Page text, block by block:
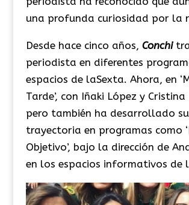
una profunda curiosidad por la
Desde hace cinco años, Conchi
periodista en diferentes
espacios de laSexta. Ahora, en
Tarde’, con Iñaki López y
pero también ha desarrollado su
trayectoria en programas como
Objetivo’, bajo la dirección de
en los espacios informativos de